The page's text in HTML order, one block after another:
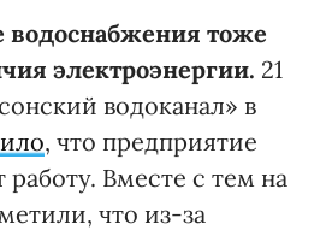
водоснабжения тоже
электроэнергии. 21
водоканал» в
, что предприятие
работу. Вместе с тем на
что из-за